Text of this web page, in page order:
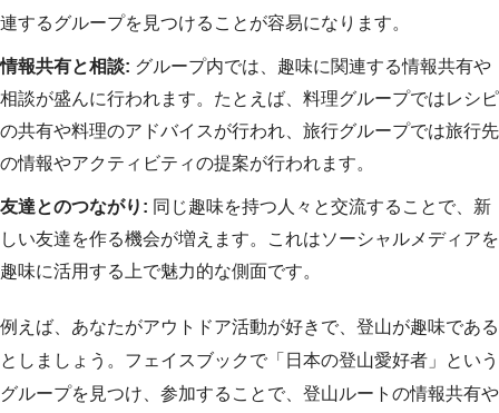
連するグループを見つけることが容易になります。
情報共有と相談: グループ内では、趣味に関連する情報共有や
相談が盛んに行われます。たとえば、料理グループではレシピ
の共有や料理のアドバイスが行われ、旅行グループでは旅行先
の情報やアクティビティの提案が行われます。
友達とのつながり: 同じ趣味を持つ人々と交流することで、新
しい友達を作る機会が増えます。これはソーシャルメディアを
趣味に活用する上で魅力的な側面です。
例えば、あなたがアウトドア活動が好きで、登山が趣味である
としましょう。フェイスブックで「日本の登山愛好者」という
グループを見つけ、参加することで、登山ルートの情報共有や